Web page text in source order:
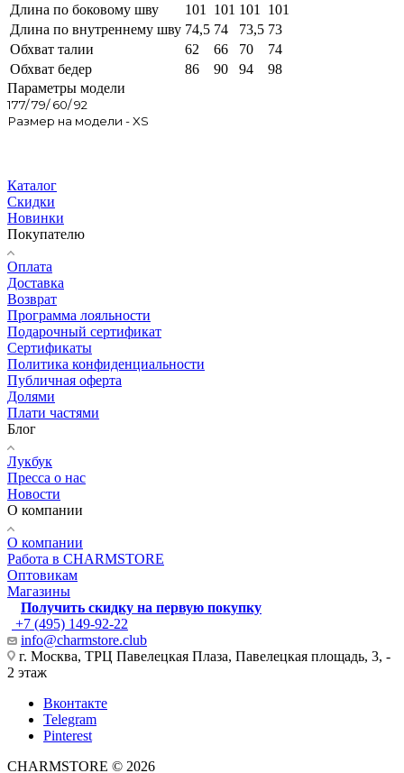
Длина по боковому шву
101 101 101
101
Длина по внутреннему шву 74,5 74 73,5 73
Обхват талии
62 66 70
74
Обхват бедер
86 90 94
98
Параметры модели
177/ 79/ 60/ 92
Размер на модели - XS
Каталог
Скидки
Новинки
Покупателю
Оплата
Доставка
Возврат
Программа лояльности
Подарочный сертификат
Сертификаты
Политика конфиденциальности
Публичная оферта
Долями
Плати частями
Блог
Лукбук
Пресса о нас
Новости
О компании
О компании
Работа в CHARMSTORE
Оптовикам
Магазины
Получить скидку на первую покупку
+7 (495) 149-92-22
info@charmstore.club
г. Москва, ТРЦ Павелецкая Плаза, Павелецкая площадь, 3, -
2 этаж
Вконтакте
Telegram
Pinterest
CHARMSTORE © 2026